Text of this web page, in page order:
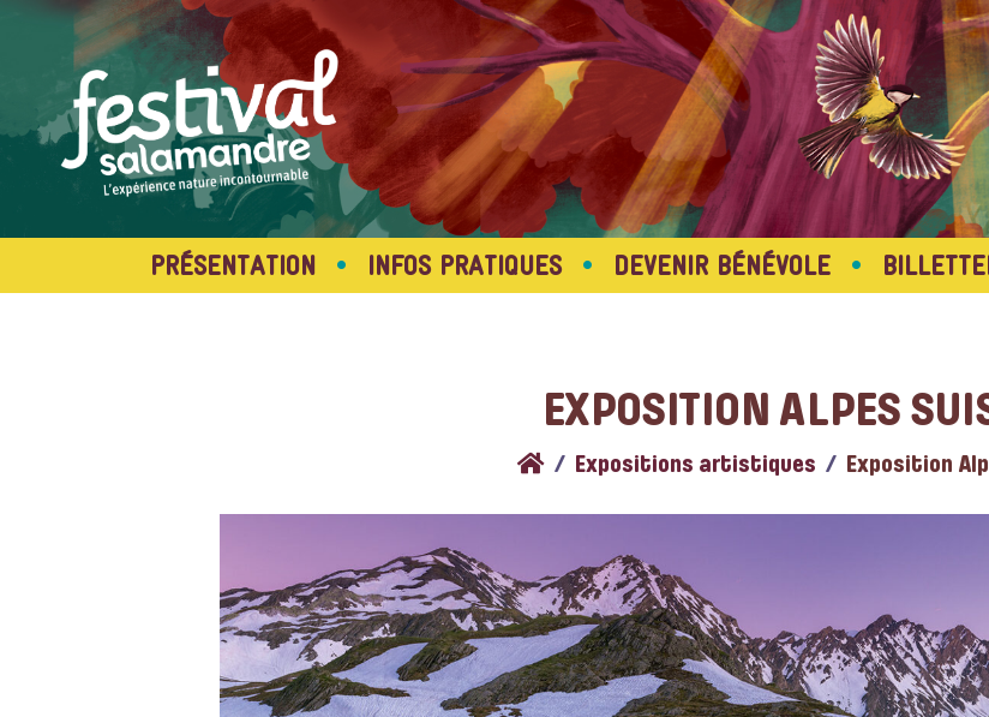
PRÉSENTATION • INFOS PRATIQUES • DEVENIR BÉNÉVOLE •
EXPOSITION ALPES
Expositions artistiques Exposition